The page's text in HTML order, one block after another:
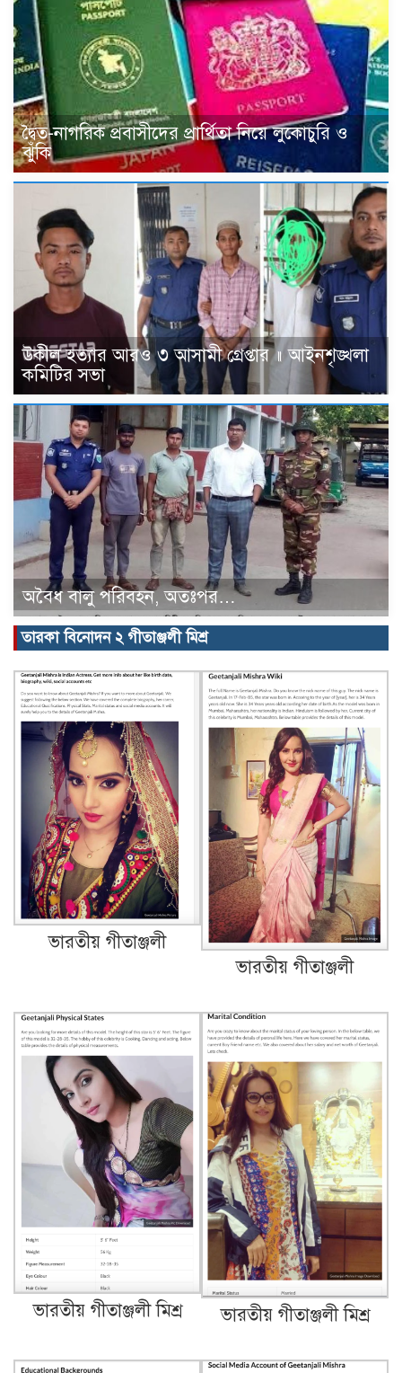
দ্বৈত-নাগরিক প্রবাসীদের প্রার্থিতা নিয়ে লুকোচুরি ও
ঝুঁকি
উকীল হত্যার আরও ৩ আসামী গ্রেপ্তার ॥ আইনশৃঙ্খলা
কমিটির সভা
অবৈধ বালু পরিবহন, অতঃপর…
তারকা বিনোদন ২ গীতাঞ্জলী মিশ্র
ভারতীয় গীতাঞ্জলী
ভারতীয় গীতাঞ্জলী
ভারতীয় গীতাঞ্জলী মিশ্র ভারতীয় গীতাঞ্জলী মিশ্র